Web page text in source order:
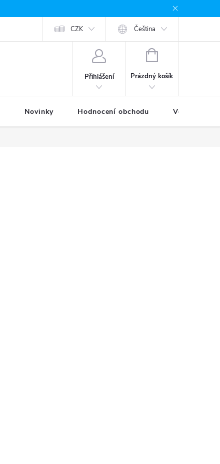
Provizní systém Moje objednávka
CZK Čeština
Přihlášení
NÁKUPNÍ
Prázdný košík
Novinky Hodnocení obchodu Věrnostní